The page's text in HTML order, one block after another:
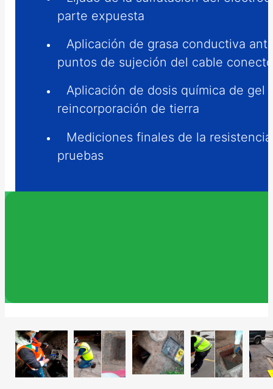
parte expuesta
Aplicación de grasa conductiva
puntos de sujeción del cable
Aplicación de dosis química de gel
reincorporación de tierra
Mediciones finales de la
pruebas